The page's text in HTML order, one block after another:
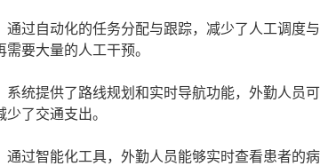
通过自动化的任务分配与跟踪，减少了人工调度
要大量的人工干预。
系统提供了路线规划和实时导航功能，外勤人员
了交通支出。
通过智能化工具，外勤人员能够实时查看患者的